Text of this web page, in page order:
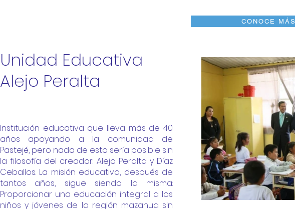
CONOCE MÁS
Unidad Educativa
Alejo Peralta
Institución educativa que lleva más de 40
años apoyando a la comunidad de
Pastejé, pero nada de esto sería posible sin
la filosofía del creador: Alejo Peralta y Díaz
Ceballos. La misión educativa, después de
tantos años, sigue siendo la misma:
Proporcionar una educación integral a los
niños y jóvenes de la región mazahua sin